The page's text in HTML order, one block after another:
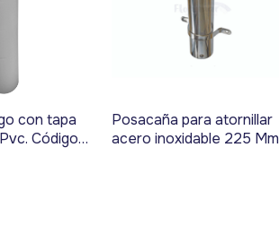
con tapa
Código
Posacaña para atornillar
acero inoxidable 225 Mm